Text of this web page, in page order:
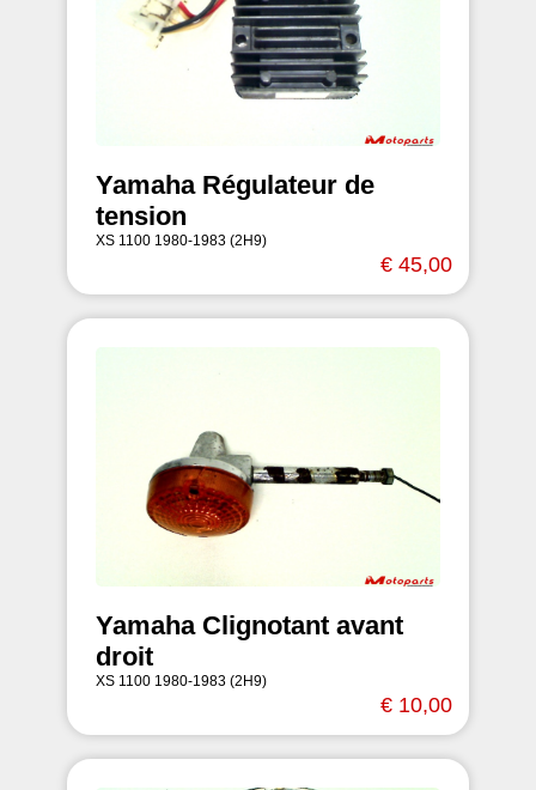
Yamaha Régulateur de
tension
XS 1100 1980-1983 (2H9)
€ 45,00
Yamaha Clignotant avant
droit
XS 1100 1980-1983 (2H9)
€ 10,00